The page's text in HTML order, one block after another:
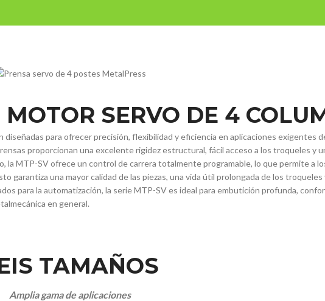
motor servo de 4
SERVO DE 4
para ofrecer precisión, flexibilidad y eficiencia en aplicaciones exigentes
proporcionan una excelente rigidez estructural, fácil acceso a los troqueles y
la MTP-SV ofrece un control de carrera totalmente programable, lo que permite a
garantiza una mayor calidad de las piezas, una vida útil prolongada de los
para la automatización, la serie MTP-SV es ideal para embutición profunda,
en general.
TAMAÑOS
Amplia gama de aplicaciones